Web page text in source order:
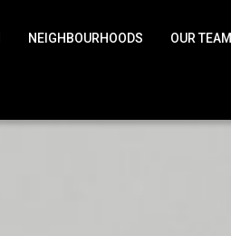
NEIGHBOURHOODS OUR TEAM